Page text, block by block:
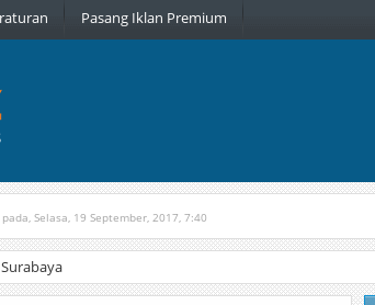
Pasang Iklan Premium
Selasa, 19 September, 2017, 7:40
Rabu, 6 Januari, 2016, 22:16